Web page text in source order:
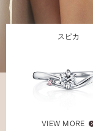
スピカ
VIEW MORE